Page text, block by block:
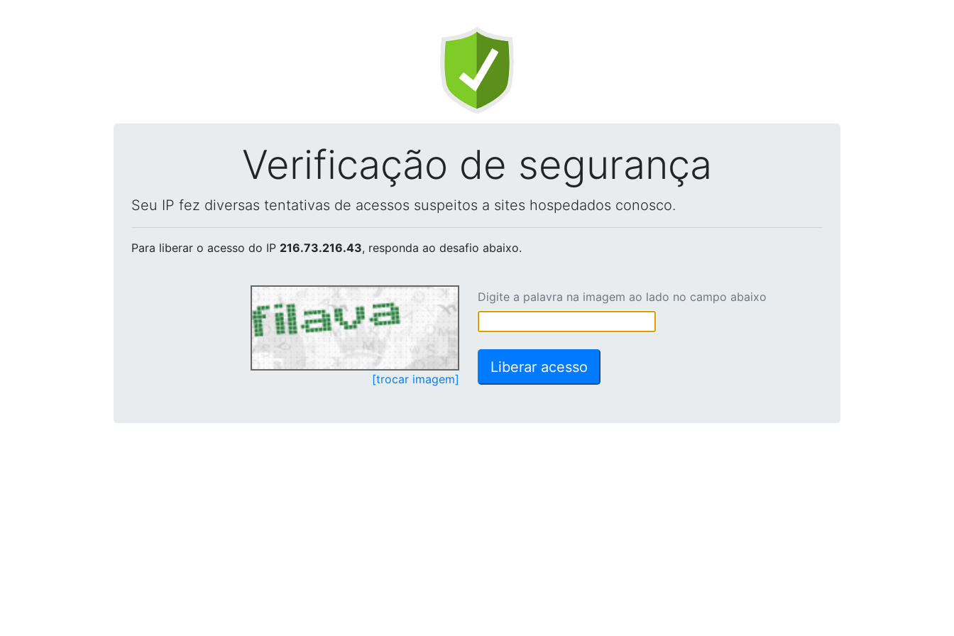
Verificação de segurança
Seu IP fez diversas tentativas de acessos suspeitos a sites hospedados conosco.
Para liberar o acesso do IP 216.73.216.43, responda ao desafio abaixo.
[trocar imagem]
Digite a palavra na imagem ao lado no campo abaixo